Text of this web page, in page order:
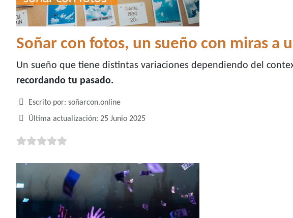
Soñar con fotos, un sueño con miras a
Un sueño que tiene distintas variaciones dependiendo del
recordando tu pasado.
Detalles
Escrito por: soñarcon.online
Última actualización: 25 Junio 2025